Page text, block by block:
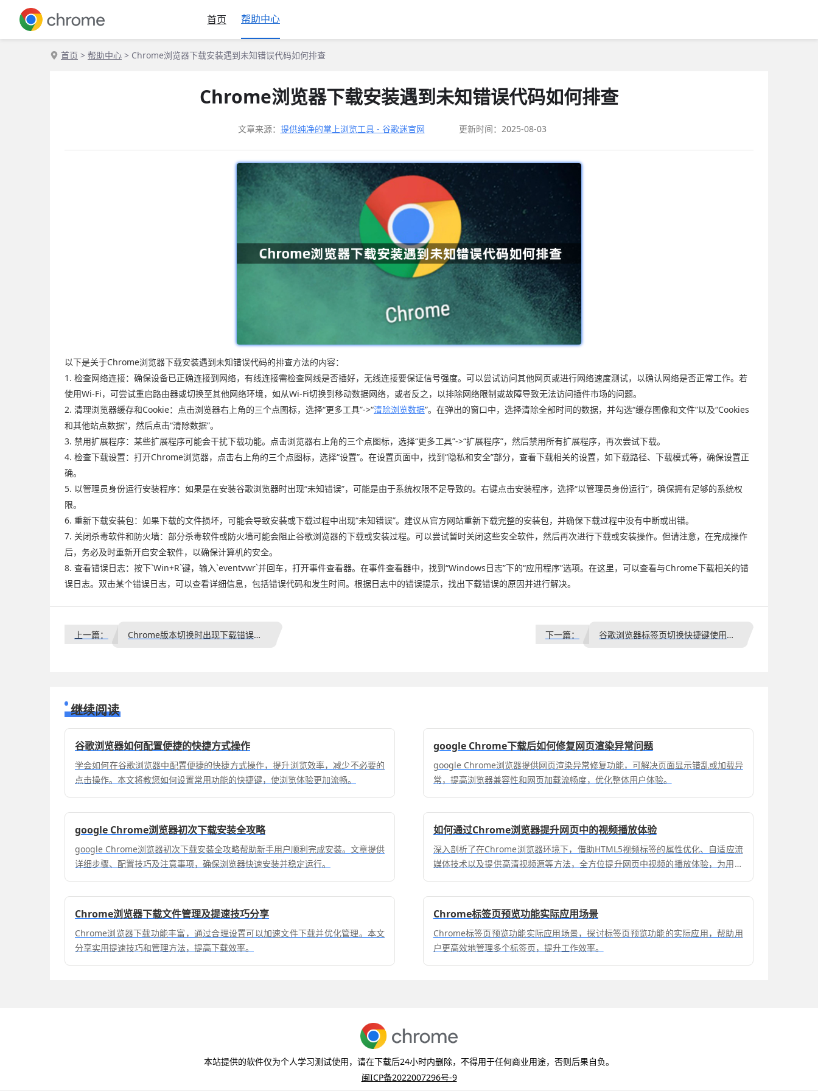
首页 帮助中心
首页 > 帮助中心 > Chrome浏览器下载安装遇到未知错误代码如何排查
Chrome浏览器下载安装遇到未知错误代码如何排查
文章来源： 提供纯净的掌上浏览工具 - 谷歌迷官网 更新时间：2025-08-03
以下是关于Chrome浏览器下载安装遇到未知错误代码的排查方法的内容：
1. 检查网络连接：确保设备已正确连接到网络，有线连接需检查网线是否插好，无线连接要保证信号强度。可以尝试访问其他网页或进行网络速度测试，以确认网络是否正常工作。若
使用Wi-Fi，可尝试重启路由器或切换至其他网络环境，如从Wi-Fi切换到移动数据网络，或者反之，以排除网络限制或故障导致无法访问插件市场的问题。
2. 清理浏览器缓存和Cookie：点击浏览器右上角的三个点图标，选择“更多工具”->“清除浏览数据”。在弹出的窗口中，选择清除全部时间的数据，并勾选“缓存图像和文件”以及“Cookies
和其他站点数据”，然后点击“清除数据”。
3. 禁用扩展程序：某些扩展程序可能会干扰下载功能。点击浏览器右上角的三个点图标，选择“更多工具”->“扩展程序”，然后禁用所有扩展程序，再次尝试下载。
4. 检查下载设置：打开Chrome浏览器，点击右上角的三个点图标，选择“设置”。在设置页面中，找到“隐私和安全”部分，查看下载相关的设置，如下载路径、下载模式等，确保设置正
确。
5. 以管理员身份运行安装程序：如果是在安装谷歌浏览器时出现“未知错误”，可能是由于系统权限不足导致的。右键点击安装程序，选择“以管理员身份运行”，确保拥有足够的系统权
限。
6. 重新下载安装包：如果下载的文件损坏，可能会导致安装或下载过程中出现“未知错误”。建议从官方网站重新下载完整的安装包，并确保下载过程中没有中断或出错。
7. 关闭杀毒软件和防火墙：部分杀毒软件或防火墙可能会阻止谷歌浏览器的下载或安装过程。可以尝试暂时关闭这些安全软件，然后再次进行下载或安装操作。但请注意，在完成操作
后，务必及时重新开启安全软件，以确保计算机的安全。
8. 查看错误日志：按下`Win+R`键，输入`eventvwr`并回车，打开事件查看器。在事件查看器中，找到“Windows日志”下的“应用程序”选项。在这里，可以查看与Chrome下载相关的错
误日志。双击某个错误日志，可以查看详细信息，包括错误代码和发生时间。根据日志中的错误提示，找出下载错误的原因并进行解决。
上一篇： Chrome版本切换时出现下载错误的修复方式 下一篇： 谷歌浏览器标签页切换快捷键使用方法全解析
继续阅读
谷歌浏览器如何配置便捷的快捷方式操作
学会如何在谷歌浏览器中配置便捷的快捷方式操作，提升浏览效率，减少不必要的
点击操作。本文将教您如何设置常用功能的快捷键，使浏览体验更加流畅。
google Chrome下载后如何修复网页渲染异常问题
google Chrome浏览器提供网页渲染异常修复功能，可解决页面显示错乱或加载异
常，提高浏览器兼容性和网页加载流畅度，优化整体用户体验。
google Chrome浏览器初次下载安装全攻略
google Chrome浏览器初次下载安装全攻略帮助新手用户顺利完成安装。文章提供
详细步骤、配置技巧及注意事项，确保浏览器快速安装并稳定运行。
如何通过Chrome浏览器提升网页中的视频播放体验
深入剖析了在Chrome浏览器环境下，借助HTML5视频标签的属性优化、自适应流
媒体技术以及提供高清视频源等方法，全方位提升网页中视频的播放体验，为用户
Chrome浏览器下载文件管理及提速技巧分享
Chrome浏览器下载功能丰富，通过合理设置可以加速文件下载并优化管理。本文
分享实用提速技巧和管理方法，提高下载效率。
Chrome标签页预览功能实际应用场景
Chrome标签页预览功能实际应用场景，探讨标签页预览功能的实际应用，帮助用
户更高效地管理多个标签页，提升工作效率。
本站提供的软件仅为个人学习测试使用，请在下载后24小时内删除，不得用于任何商业用途，否则后果自负。
闽ICP备2022007296号-9